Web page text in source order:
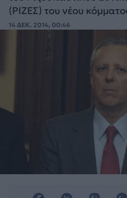
(ΡΙΖΕΣ) του νέου
δημιουργήθηκε από την
απόστρατοι των ΕΔ και
14 ΔΕΚ. 2014, 00:46